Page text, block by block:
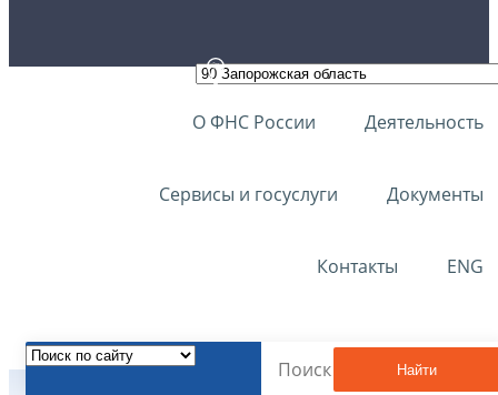
О ФНС России Деятельность
Сервисы и госуслуги Документы
Контакты ENG
Найти